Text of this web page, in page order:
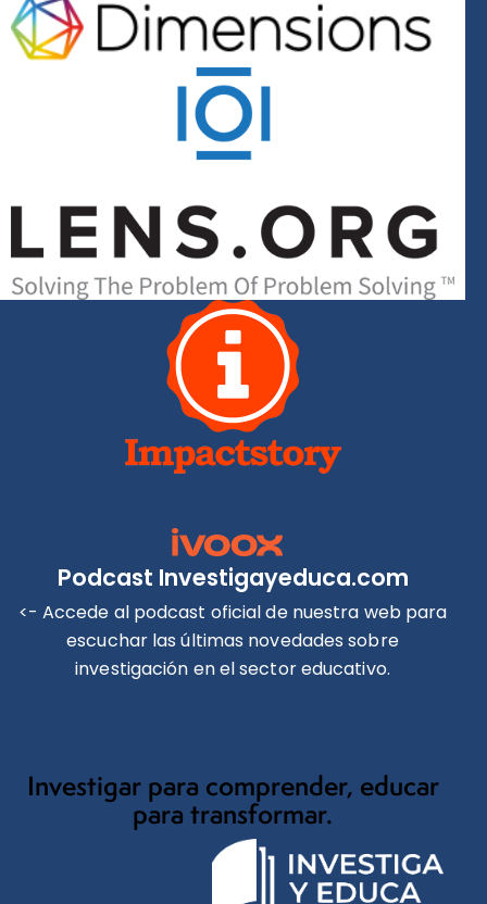
Podcast Investigayeduca.com
<- Accede al podcast oficial de nuestra web para
escuchar las últimas novedades sobre
investigación en el sector educativo.
Investigar para comprender, educar
para transformar.